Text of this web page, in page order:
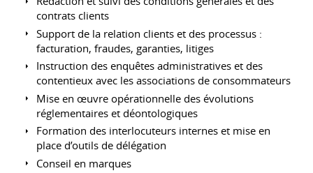
contrats clients
Support de la relation clients et des processus :
facturation, fraudes, garanties, litiges
Instruction des enquêtes administratives et des
contentieux avec les associations de consommateurs
Mise en œuvre opérationnelle des évolutions
réglementaires et déontologiques
Formation des interlocuteurs internes et mise en
place d’outils de délégation
Conseil en marques